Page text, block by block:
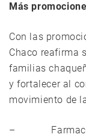
Más
Con las
Chaco reafirma
familias
y fortalecer al
movimiento de
– Farmacias: